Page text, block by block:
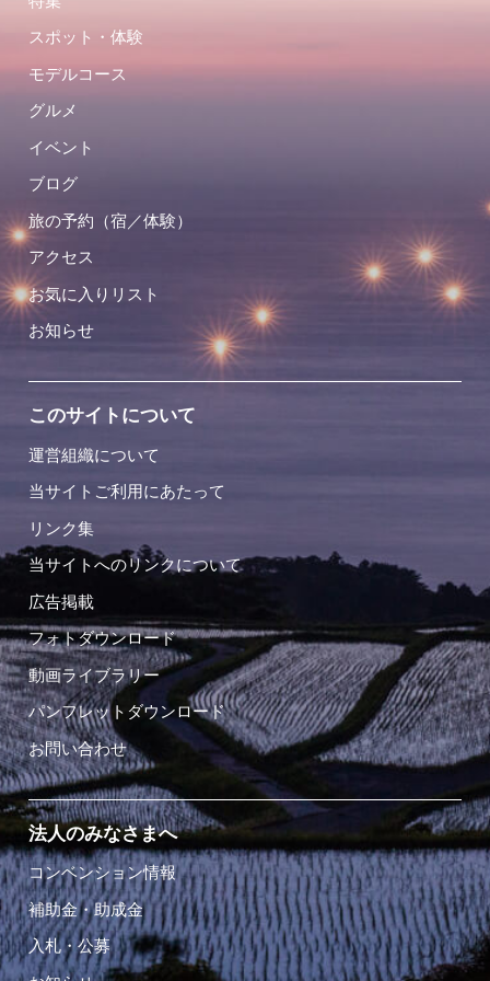
スポット・体験
モデルコース
グルメ
イベント
ブログ
旅の予約（宿／体験）
アクセス
お気に入りリスト
お知らせ
このサイトについて
運営組織について
当サイトご利用にあたって
リンク集
当サイトへのリンクについて
広告掲載
フォトダウンロード
動画ライブラリー
パンフレットダウンロード
お問い合わせ
法人のみなさまへ
コンベンション情報
補助金・助成金
入札・公募